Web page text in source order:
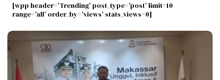
[wpp header=’Trending’ post_type=’post’ limit=10
range=’all’ order_by=’views’ stats_views=0]